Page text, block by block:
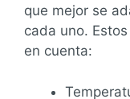
que mejor se
cada uno.
en cuenta: